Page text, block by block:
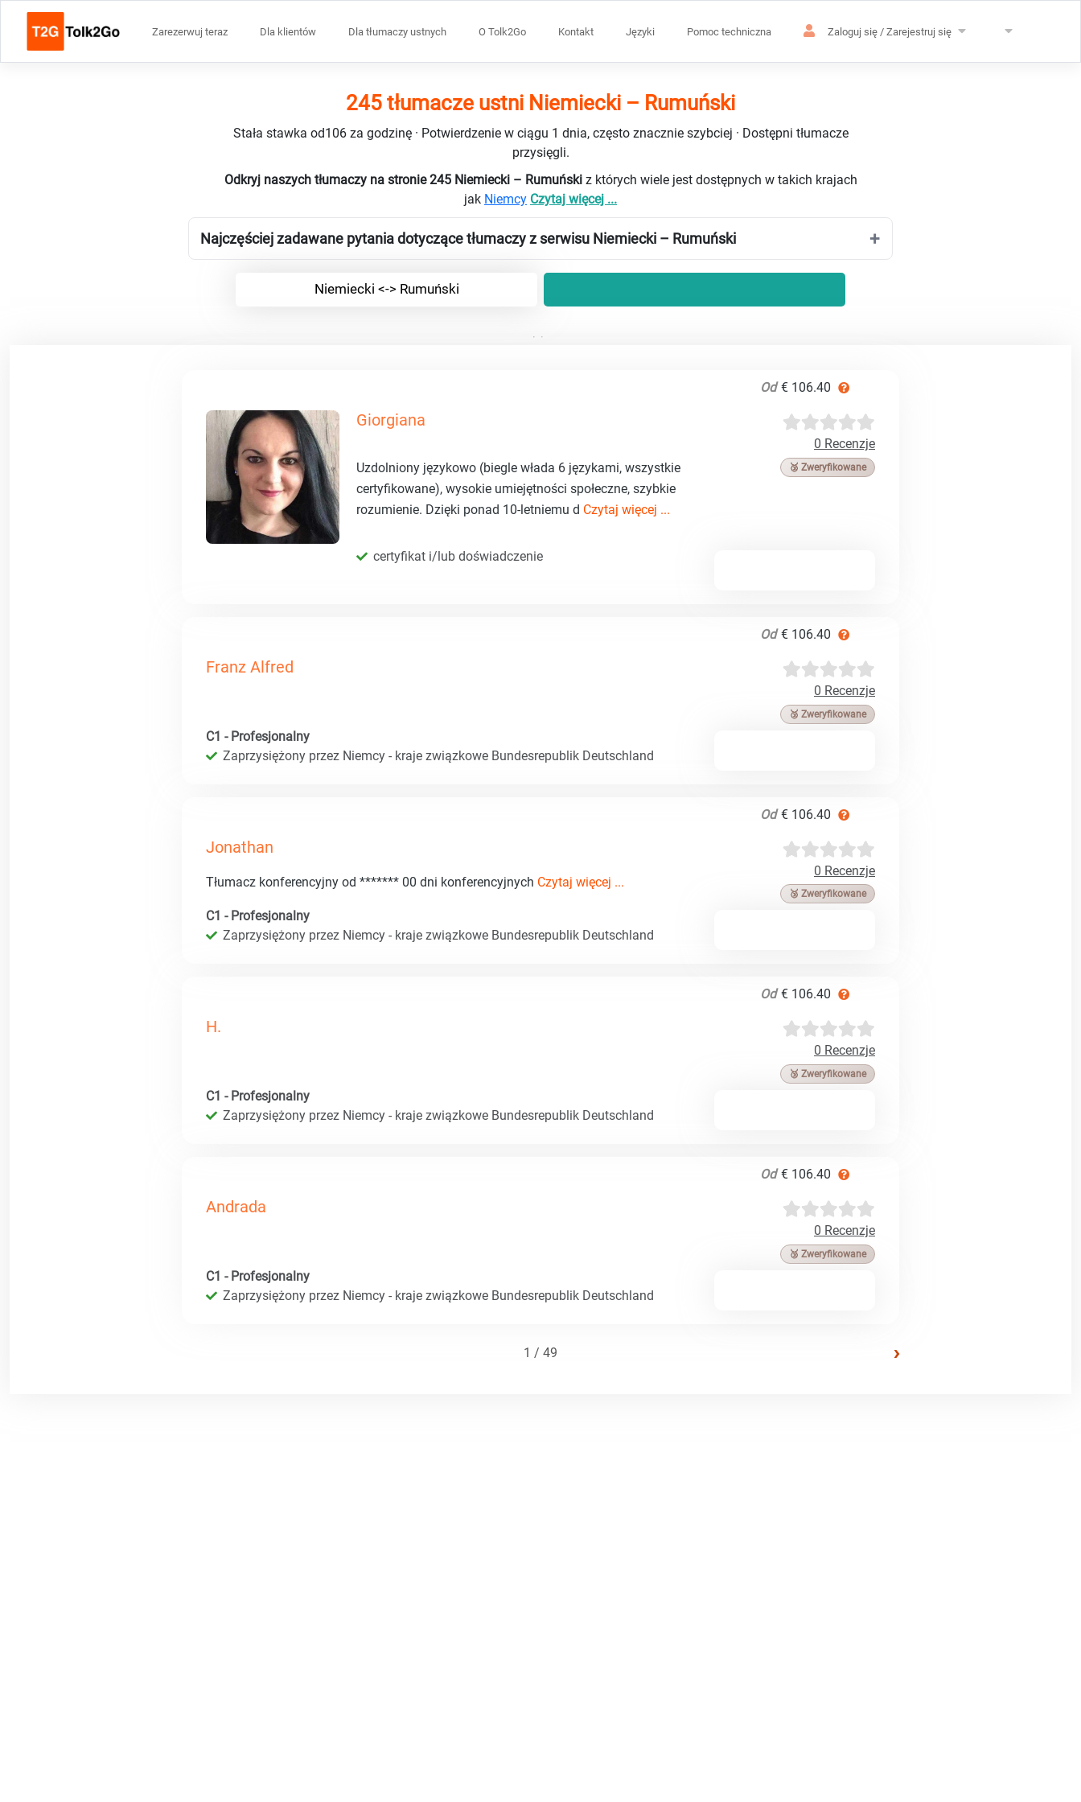
Zarezerwuj teraz Dla klientów Dla tłumaczy ustnych O Tolk2Go Kontakt Języki Pomoc techniczna Zaloguj się / Zarejestruj się
245 tłumacze ustni Niemiecki – Rumuński
Stała stawka od106 za godzinę · Potwierdzenie w ciągu 1 dnia, często znacznie szybciej · Dostępni tłumacze
przysięgli.
Odkryj naszych tłumaczy na stronie 245 Niemiecki – Rumuński z których wiele jest dostępnych w takich krajach
jak Niemcy Czytaj więcej ...
Najczęściej zadawane pytania dotyczące tłumaczy z serwisu Niemiecki – Rumuński
Niemiecki <-> Rumuński
Od€ 106.40
Giorgiana
0 Recenzje
🥉 Zweryfikowane
Uzdolniony językowo (biegle włada 6 językami, wszystkie
certyfikowane), wysokie umiejętności społeczne, szybkie
rozumienie. Dzięki ponad 10-letniemu d Czytaj więcej ...
certyfikat i/lub doświadczenie
Od€ 106.40
Franz Alfred
0 Recenzje
🥉 Zweryfikowane
C1 - Profesjonalny
Zaprzysiężony przez Niemcy - kraje związkowe Bundesrepublik Deutschland
Od€ 106.40
Jonathan
0 Recenzje
🥉 Zweryfikowane
Tłumacz konferencyjny od ******* 00 dni konferencyjnych Czytaj więcej ...
C1 - Profesjonalny
Zaprzysiężony przez Niemcy - kraje związkowe Bundesrepublik Deutschland
Od€ 106.40
H.
0 Recenzje
🥉 Zweryfikowane
C1 - Profesjonalny
Zaprzysiężony przez Niemcy - kraje związkowe Bundesrepublik Deutschland
Od€ 106.40
Andrada
0 Recenzje
🥉 Zweryfikowane
C1 - Profesjonalny
Zaprzysiężony przez Niemcy - kraje związkowe Bundesrepublik Deutschland
1 / 49 ›